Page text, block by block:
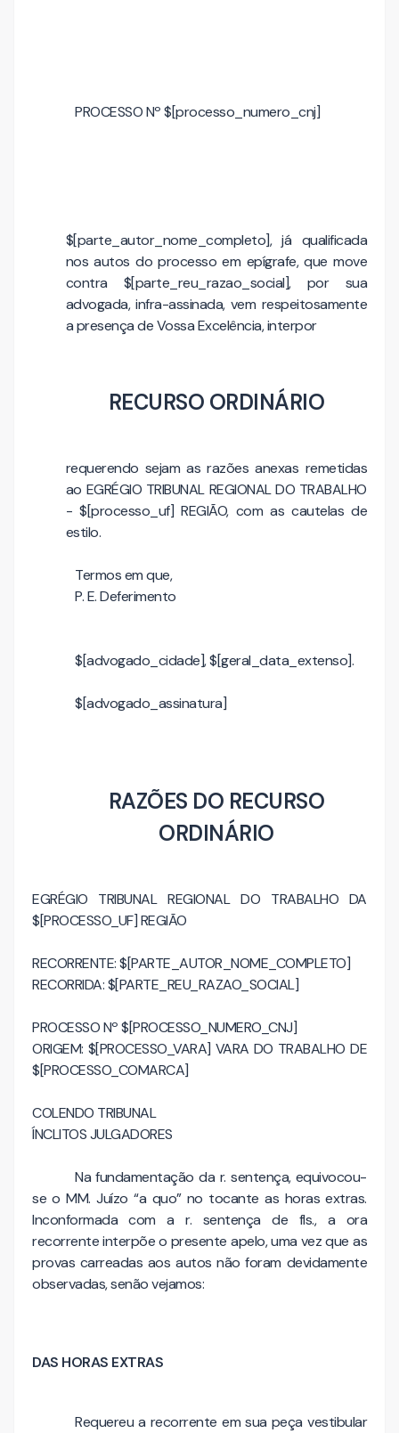
PROCESSO Nº $[processo_numero_cnj]
$[parte_autor_nome_completo], já qualificada
nos autos do processo em epígrafe, que move
contra $[parte_reu_razao_social], por sua
advogada, infra-assinada, vem respeitosamente
a presença de Vossa Excelência, interpor
RECURSO ORDINÁRIO
requerendo sejam as razões anexas remetidas
ao EGRÉGIO TRIBUNAL REGIONAL DO TRABALHO
- $[processo_uf] REGIÃO, com as cautelas de
estilo.
Termos em que,
P. E. Deferimento
$[advogado_cidade], $[geral_data_extenso].
$[advogado_assinatura]
RAZÕES DO RECURSO
ORDINÁRIO
EGRÉGIO TRIBUNAL REGIONAL DO TRABALHO DA
$[PROCESSO_UF] REGIÃO
RECORRENTE: $[PARTE_AUTOR_NOME_COMPLETO]
RECORRIDA: $[PARTE_REU_RAZAO_SOCIAL]
PROCESSO Nº $[PROCESSO_NUMERO_CNJ]
ORIGEM: $[PROCESSO_VARA] VARA DO TRABALHO DE
$[PROCESSO_COMARCA]
COLENDO TRIBUNAL
ÍNCLITOS JULGADORES
Na fundamentação da r. sentença, equivocou-
se o MM. Juízo “a quo” no tocante as horas extras.
Inconformada com a r. sentença de fls., a ora
recorrente interpõe o presente apelo, uma vez que as
provas carreadas aos autos não foram devidamente
observadas, senão vejamos:
DAS HORAS EXTRAS
Requereu a recorrente em sua peça vestibular